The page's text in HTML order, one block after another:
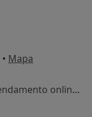
• Mapa
Esse especialista não oferece agendamento online para esse endereço.